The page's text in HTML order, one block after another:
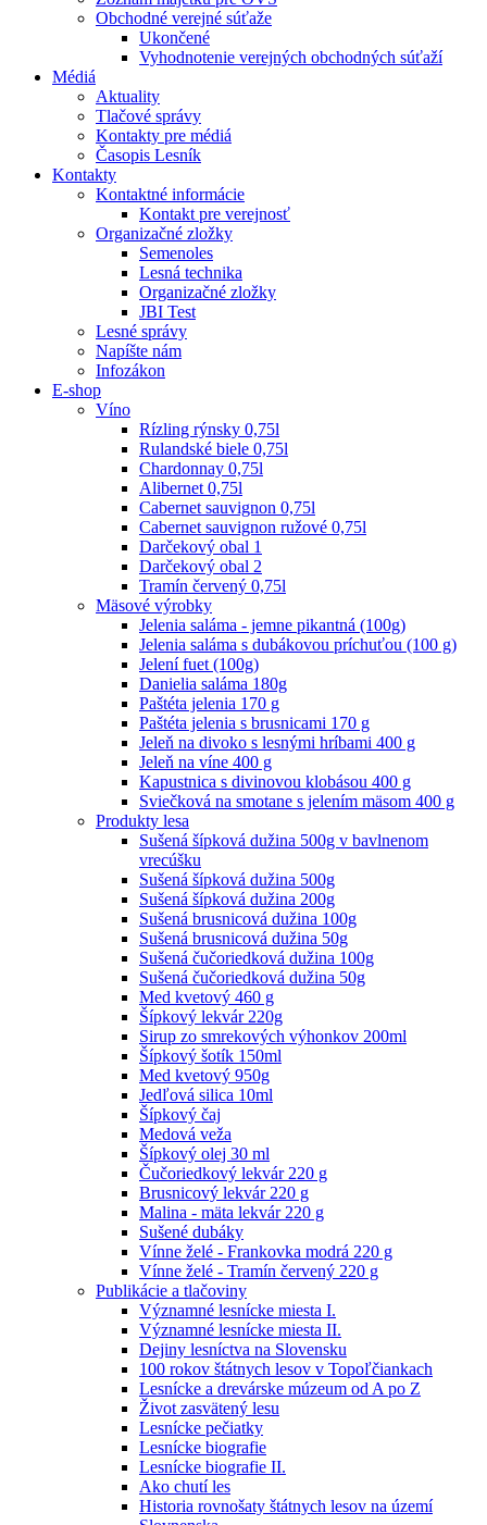
Obchodné verejné súťaže
Ukončené
Vyhodnotenie verejných obchodných súťaží
Médiá
Aktuality
Tlačové správy
Kontakty pre médiá
Časopis Lesník
Kontakty
Kontaktné informácie
Kontakt pre verejnosť
Organizačné zložky
Semenoles
Lesná technika
Organizačné zložky
JBI Test
Lesné správy
Napíšte nám
Infozákon
E-shop
Víno
Rízling rýnsky 0,75l
Rulandské biele 0,75l
Chardonnay 0,75l
Alibernet 0,75l
Cabernet sauvignon 0,75l
Cabernet sauvignon ružové 0,75l
Darčekový obal 1
Darčekový obal 2
Tramín červený 0,75l
Mäsové výrobky
Jelenia saláma - jemne pikantná (100g)
Jelenia saláma s dubákovou príchuťou (100 g)
Jelení fuet (100g)
Danielia saláma 180g
Paštéta jelenia 170 g
Paštéta jelenia s brusnicami 170 g
Jeleň na divoko s lesnými hríbami 400 g
Jeleň na víne 400 g
Kapustnica s divinovou klobásou 400 g
Sviečková na smotane s jelením mäsom 400 g
Produkty lesa
Sušená šípková dužina 500g v bavlnenom
vrecúšku
Sušená šípková dužina 500g
Sušená šípková dužina 200g
Sušená brusnicová dužina 100g
Sušená brusnicová dužina 50g
Sušená čučoriedková dužina 100g
Sušená čučoriedková dužina 50g
Med kvetový 460 g
Šípkový lekvár 220g
Sirup zo smrekových výhonkov 200ml
Šípkový šotík 150ml
Med kvetový 950g
Jedľová silica 10ml
Šípkový čaj
Medová veža
Šípkový olej 30 ml
Čučoriedkový lekvár 220 g
Brusnicový lekvár 220 g
Malina - mäta lekvár 220 g
Sušené dubáky
Vínne želé - Frankovka modrá 220 g
Vínne želé - Tramín červený 220 g
Publikácie a tlačoviny
Významné lesnícke miesta I.
Významné lesnícke miesta II.
Dejiny lesníctva na Slovensku
100 rokov štátnych lesov v Topoľčiankach
Lesnícke a drevárske múzeum od A po Z
Život zasvätený lesu
Lesnícke pečiatky
Lesnícke biografie
Lesnícke biografie II.
Ako chutí les
Historia rovnošaty štátnych lesov na území